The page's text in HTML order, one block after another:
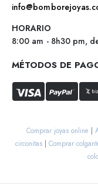
HORARIO
8:00 am - 8h30 pm,
MÉTODOS DE
Comprar joyas online |
circonitas | Comprar